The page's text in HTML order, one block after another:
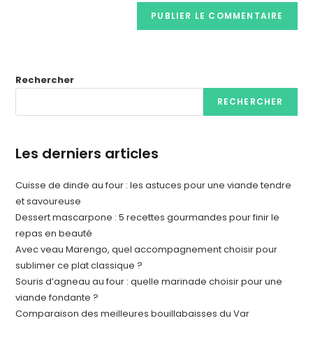
Rechercher
RECHERCHER
Les derniers articles
Cuisse de dinde au four : les astuces pour une viande tendre
et savoureuse
Dessert mascarpone : 5 recettes gourmandes pour finir le
repas en beauté
Avec veau Marengo, quel accompagnement choisir pour
sublimer ce plat classique ?
Souris d’agneau au four : quelle marinade choisir pour une
viande fondante ?
Comparaison des meilleures bouillabaisses du Var